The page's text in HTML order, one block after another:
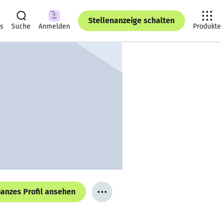
Suche Anmelden
Stellenanzeige schalten
Produkte
Profil ansehen